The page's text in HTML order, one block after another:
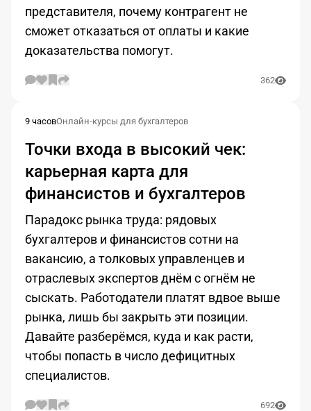
представителя, почему контрагент не
сможет отказаться от оплаты и какие
доказательства помогут.
362
9 часовОнлайн-курсы для бухгалтеров
Точки входа в высокий чек:
карьерная карта для
финансистов и бухгалтеров
Парадокс рынка труда: рядовых
бухгалтеров и финансистов сотни на
вакансию, а толковых управленцев и
отраслевых экспертов днём с огнём не
сыскать. Работодатели платят вдвое выше
рынка, лишь бы закрыть эти позиции.
Давайте разберёмся, куда и как расти,
чтобы попасть в число дефицитных
специалистов.
692